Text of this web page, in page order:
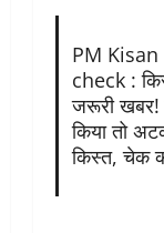
PM
check :
जरूरी खबर!
किया तो
किस्त, चेक